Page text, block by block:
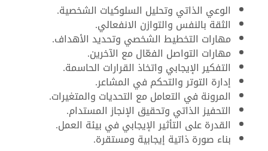
الوعي الذاتي وتحليل السلوكيات الشخصية.
الثقة بالنفس والتوازن الانفعالي.
مهارات التخطيط الشخصي وتحديد الأهداف.
مهارات التواصل الفعّال مع الآخرين.
التفكير الإيجابي واتخاذ القرارات الحاسمة.
إدارة التوتر والتحكم في المشاعر.
المرونة في التعامل مع التحديات والمتغيرات.
التحفيز الذاتي وتحقيق الإنجاز المستدام.
القدرة على التأثير الإيجابي في بيئة العمل.
بناء صورة ذاتية إيجابية ومستقرة.